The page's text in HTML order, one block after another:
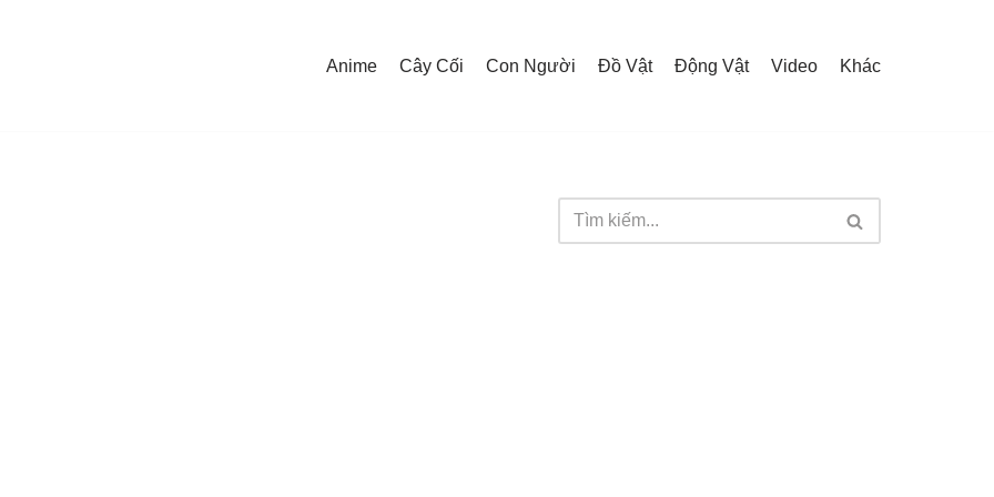
Anime Cây Cối Con Người Đồ Vật Động Vật Video Khác